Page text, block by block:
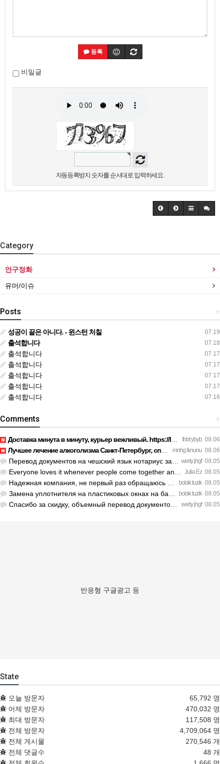
등록
비밀글
자동등록방지 숫자를 순서대로 입력하세요.
Category
안구정화
유머/이슈
+
Posts
07.19
성공이 끝은 아니다. - 윈스턴 처칠
07.18
출석합니다
07.17
출석합니다
07.17
출석합니다
07.17
출석합니다
07.17
출석합니다
07.16
출석합니다
+
Comments
thbt ybyb 08.06
Доставка минута в минуту, курьер вежливый. https://legaldir.…
mnhg lknunu 08.06
Лучшее лечение алкоголизма Санкт-Петербург, специалисты букв…
werty jhgf 08.05
Перевод документов на чешский язык нотариус заверил с первог…
Julia Ez 08.05
Everyone loves it whenever people come together and share op…
bobik tuzik 08.05
Надежная компания, не первый раз обращаюсь к ним за обслужив…
bobik tuzik 08.05
Замена уплотнителя на пластиковых окнах на балконе решила пр…
werty jhgf 08.05
Спасибо за скидку, объемный перевод документов обошелся деше…
반응형 구글광고 등
State
오늘 방문자
65,792 명
어제 방문자
470,032 명
최대 방문자
117,508 명
전체 방문자
4,709,064 명
전체 게시물
270,546 개
전체 댓글수
48 개